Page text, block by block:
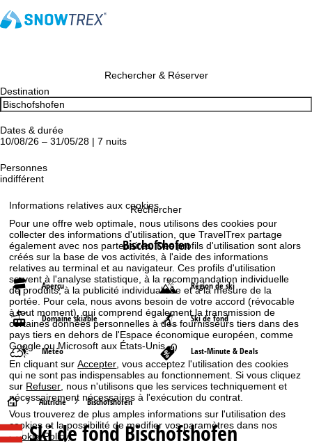
Informations relatives aux cookies
Pour une offre web optimale, nous utilisons des cookies pour
collecter des informations d'utilisation, que TravelTrex partage
également avec nos partenaires. Des profils d'utilisation sont alors
créés sur la base de vos activités, à l'aide des informations
relatives au terminal et au navigateur. Ces profils d'utilisation
servent à l'analyse statistique, à la recommandation individuelle
de produits, à la publicité individualisée et à la mesure de la
portée. Pour cela, nous avons besoin de votre accord (révocable
à tout moment), qui comprend également la transmission de
certaines données personnelles à des fournisseurs tiers dans des
pays tiers en dehors de l'Espace économique européen, comme
Google ou Microsoft aux États-Unis.
En cliquant surAccepter , vous acceptez l'utilisation des cookies
qui ne sont pas indispensables au fonctionnement. Si vous cliquez
sur Refuser , nous n'utilisons que les services techniquement et
nécessairement nécessaires à l'exécution du contrat.
Vous trouverez de plus amples informations sur l'utilisation des
cookies et la possibilité de modifier vos paramètres dans nos
Cookie-Policy.
Rechercher & Réserver
Destination
Dates & durée
10/08/26 – 31/05/28 | 7 nuits
Personnes
indifférent
Rechercher
Bischofshofen
Aperçu Région de ski
Domaine skiable Ski de fond
Météo Last-Minute & Deals
P
a
Autriche Bischofshofen
Ski de fond Bischofshofen